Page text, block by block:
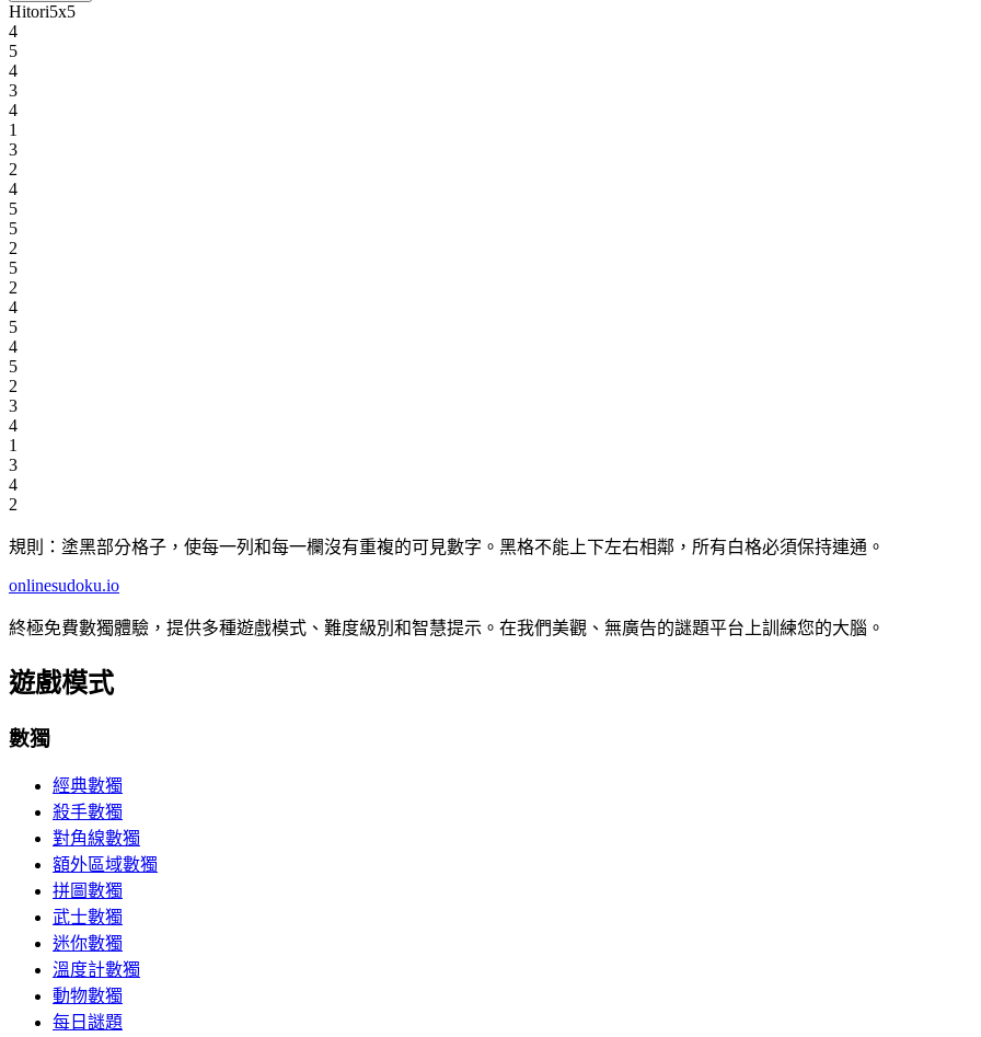
Hitori5x5
4
5
4
3
4
1
3
2
4
5
5
2
5
2
4
5
4
5
2
3
4
1
3
4
2
規則：塗黑部分格子，使每一列和每一欄沒有重複的可見數字。黑格不能上下左右相鄰，所有白格必須保持連通。
onlinesudoku.io
終極免費數獨體驗，提供多種遊戲模式、難度級別和智慧提示。在我們美觀、無廣告的謎題平台上訓練您的大腦。
遊戲模式
數獨
經典數獨
殺手數獨
對角線數獨
額外區域數獨
拼圖數獨
武士數獨
迷你數獨
溫度計數獨
動物數獨
每日謎題